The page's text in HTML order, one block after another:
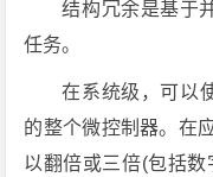
结构冗余是基于
任务。
在系统级，可以
的整个微控制器。在
以翻倍或三倍(包括